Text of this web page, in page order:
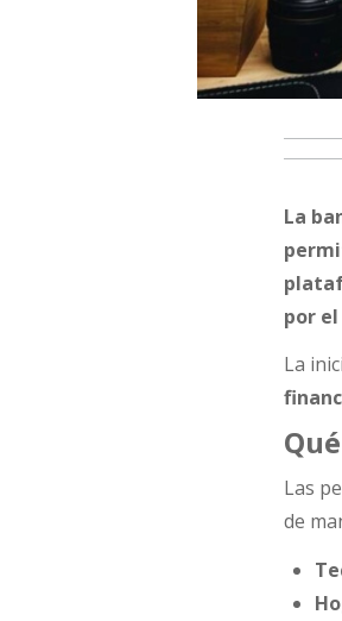
La
por el
La
Las
de